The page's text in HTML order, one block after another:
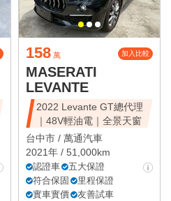
158 萬 加入比較
MASERATI
LEVANTE
2022 Levante GT總代理
｜48V輕油電｜全景天窗
台中市 / 萬通汽車
2021年 / 51,000km
認證車
五大保證
符合保固
里程保證
實車實價
友善試車